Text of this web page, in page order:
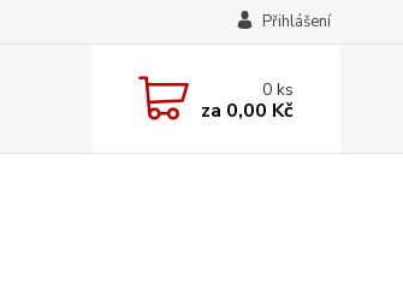
Přihlášení
0ks
za 0,00 Kč